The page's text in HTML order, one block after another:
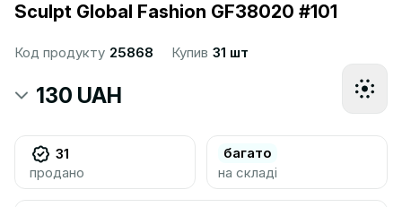
Sculpt Global Fashion GF38020 #101
Код продукту 25868 Купив 31 шт
130 UAH
31
продано
багато
на складі